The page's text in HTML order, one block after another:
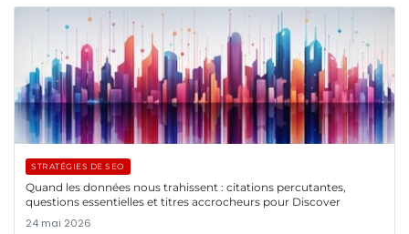
STRATÉGIES DE SEO
Quand les données nous trahissent : citations percutantes,
questions essentielles et titres accrocheurs pour Discover
24 mai 2026